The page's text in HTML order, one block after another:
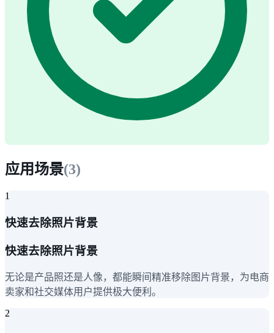
应用场景(3)
1
快速去除照片背景
快速去除照片背景
无论是产品照还是人像，都能瞬间精准移除图片背景，为电商
卖家和社交媒体用户提供极大便利。
2